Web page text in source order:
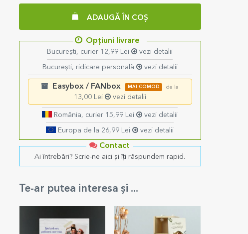
ADAUGĂ ÎN COȘ
Opțiuni livrare
București, curier 12,99 Lei vezi detalii
București, ridicare personală vezi detalii
Easybox / FANbox MAI COMOD de la
13,00 Lei vezi detalii
România, curier 15,99 Lei vezi detalii
Europa de la 26,99 Lei vezi detalii
Contact
Ai întrebări? Scrie-ne aici și îți răspundem rapid.
Te-ar putea interesa și ...